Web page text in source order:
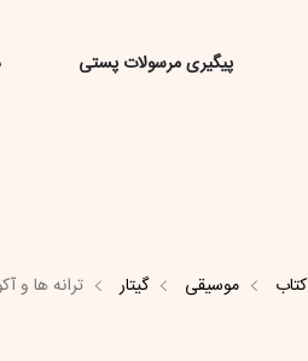
پیگیری مرسولات پستی
کتاب موسیقی گیتار ترانه ها و